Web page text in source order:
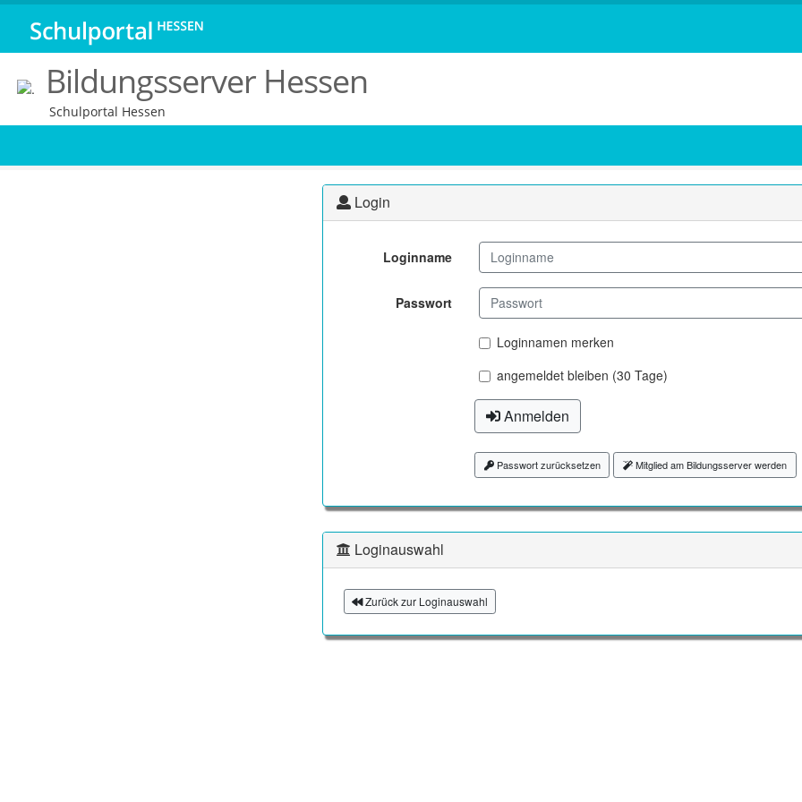
Bildungsserver Hessen
Schulportal Hessen
Login
Loginname
Passwort
Loginnamen merken
angemeldet bleiben (30 Tage)
Anmelden
Passwort zurücksetzen Mitglied am Bildungsserver werden
Loginauswahl
Zurück zur Loginauswahl